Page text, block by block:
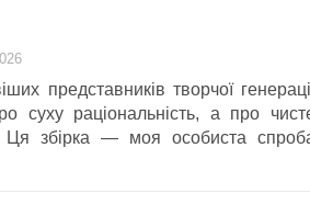
представників творчої
суху раціональність, а про
Ця збірка — моя особиста